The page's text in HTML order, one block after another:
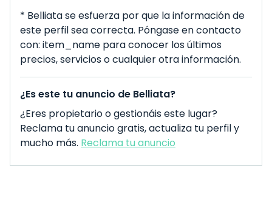
* Belliata se esfuerza por que la información de
este perfil sea correcta. Póngase en contacto
con: item_name para conocer los últimos
precios, servicios o cualquier otra información.
¿Es este tu anuncio de Belliata?
¿Eres propietario o gestionáis este lugar?
Reclama tu anuncio gratis, actualiza tu perfil y
mucho más. Reclama tu anuncio